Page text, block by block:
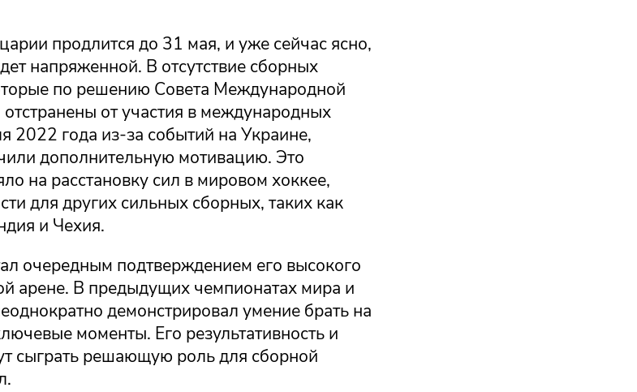
продлится до 31 мая, и уже сейчас ясно,
напряженной. В отсутствие сборных
по решению Совета Международной
от участия в международных
2022 года из-за событий на Украине,
дополнительную мотивацию. Это
на расстановку сил в мировом хоккее,
для других сильных сборных, таких как
и Чехия.
очередным подтверждением его высокого
арене. В предыдущих чемпионатах мира и
демонстрировал умение брать на
моменты. Его результативность и
сыграть решающую роль для сборной